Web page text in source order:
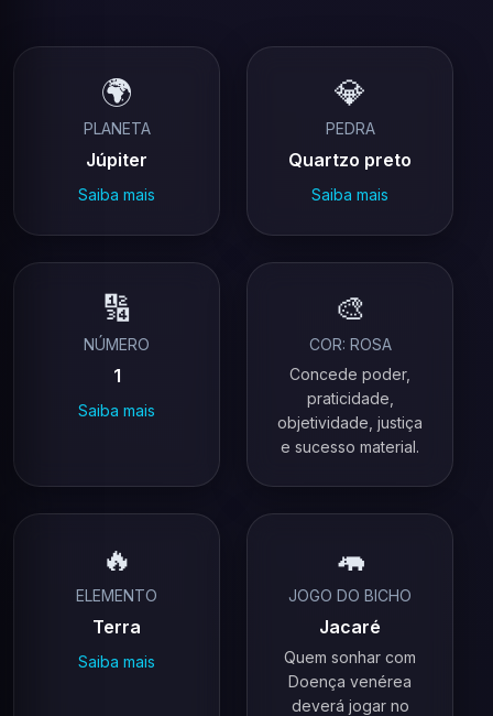
🌍
PLANETA
Júpiter
Saiba mais
💎
PEDRA
Quartzo preto
Saiba mais
🔢
NÚMERO
1
Saiba mais
🎨
COR: ROSA
Concede poder,
praticidade,
objetividade, justiça
e sucesso material.
🔥
ELEMENTO
Terra
Saiba mais
🦛
JOGO DO BICHO
Jacaré
Quem sonhar com
Doença venérea
deverá jogar no